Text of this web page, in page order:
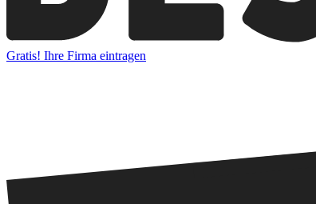
Gratis! Ihre Firma eintragen